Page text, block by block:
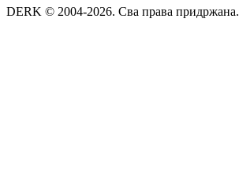
DERK © 2004-2026. Сва права придржана.